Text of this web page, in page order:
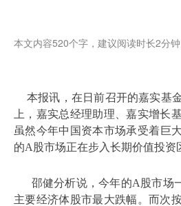
本文内容520个字，建议阅读时长2分钟
本报讯，在日前召开的嘉实基
上，嘉实总经理助理、嘉实增长
虽然今年中国资本市场承受着巨
的A 股市场正在步入长期价值投资
邵健分析说，今年的A 股市场
主要经济体股市最大跌幅。而次